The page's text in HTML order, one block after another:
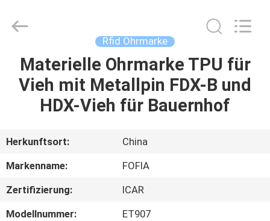
HAUS
PRODUKTE
VIDEOS
UNS
Reserved.
Rfid Ohrmarke
Materielle Ohrmarke TPU für
Vieh mit Metallpin FDX-B und
HDX-Vieh für Bauernhof
Herkunftsort:
China
Markenname:
FOFIA
Zertifizierung:
ICAR
Modellnummer:
ET907